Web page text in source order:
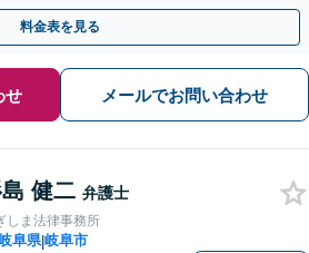
します。【初回面談無料】
料金表を見る
せ メールでお問い合わせ
健二 弁護士
しま法律事務所
阜県|岐阜市